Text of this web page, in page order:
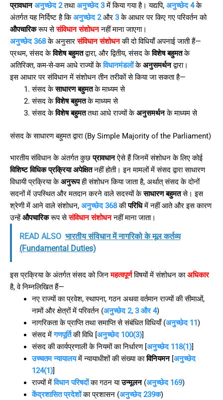
प्रावधान अनुच्छेद 2तथाअनुच्छेद 3में किया गया है। यद्यपि, अनुच्छेद 4के
अंतर्गत यह निर्दिष्ट है किअनुच्छेद 2और 3के आधार पर किए गए परिवर्तन को
औपचारिकरूप सेसंविधान संशोधननहीं माना जाएगा।
अनुच्छेद 368के अनुसारसंविधान संशोधनकी दो विधियाँ अपनाई जाती हैं—
प्रथम, संसद केविशेष बहुमतद्वारा, और द्वितीय, संसद केविशेष बहुमतके
अतिरिक्त, कम-से-कम आधे राज्यों केविधानमंडलोंकेअनुसमर्थनद्वारा।
इस आधार पर संविधान में संशोधन तीन तरीकों से किया जा सकता है—
संसद केसाधारण बहुमतके माध्यम से
संसद केविशेष बहुमतके माध्यम से
संसद केविशेष बहुमततथा आधे राज्यों केअनुसमर्थनके माध्यम से
संसद के साधारण बहुमत द्वारा (By Simple Majority of the Parliament)
भारतीय संविधान के अंतर्गत कुछप्रावधानऐसे हैं जिनमें संशोधन के लिए कोई
विशिष्ट विधिक प्रक्रिया अपेक्षितनहीं होती। इन मामलों में संसद द्वारा साधारण
विधायी प्रक्रिया केअनुरूपही संशोधन किया जाता है, अर्थात् संसद के दोनों
सदनों में उपस्थित और मतदान करने वाले सदस्यों केसाधारण बहुमतसे। इस
श्रेणी में आने वाले संशोधन, अनुच्छेद 368कीपरिधिमें नहीं आते और इस कारण
उन्हेंऔपचारिकरूप सेसंविधान संशोधननहीं माना जाता।
READ ALSO भारतीय संविधान में नागरिको के मूल कर्तव्य
(Fundamental Duties)
इस प्रक्रिया के अंतर्गत संसद को जिनमहत्वपूर्णविषयों में संशोधन काअधिकार
है, वे निम्नलिखित हैं—
नए राज्यों का प्रवेश, स्थापना, गठन अथवा वर्तमान राज्यों की सीमाओं,
नामों और क्षेत्रों में परिवर्तन (अनुच्छेद 2, 3 और 4)
नागरिकता के प्राप्ति तथा समाप्ति से संबंधित विधियाँ (अनुच्छेद 11 )
संसद मेंगणपूर्तिकी विधि [ अनुच्छेद 100(3)]
संसद की कार्यप्रणाली के नियमों का निर्धारण [ अनुच्छेद 118(1)]
उच्चतम न्यायालयमें न्यायाधीशों की संख्या काविनियमन[ अनुच्छेद
124(1)]
राज्यों मेंविधान परिषदोंका गठन याउन्मूलन(अनुच्छेद 169)
केंद्रशासित प्रदेशोंका प्रशासन (अनुच्छेद 239क)